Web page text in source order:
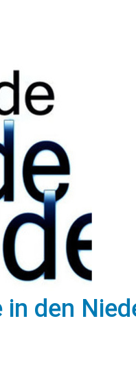
den